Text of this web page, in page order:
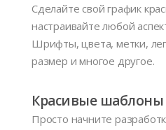
Сделайте свой график
настраивайте любой
Шрифты, цвета, метки,
размер и многое другое.
Красивые
Просто начните